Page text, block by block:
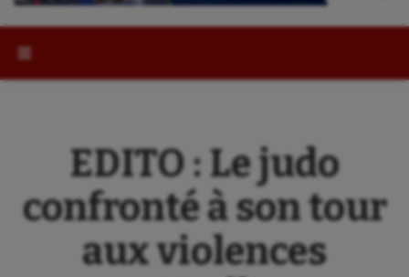
EDITO : Le judo
confronté à son tour
aux violences